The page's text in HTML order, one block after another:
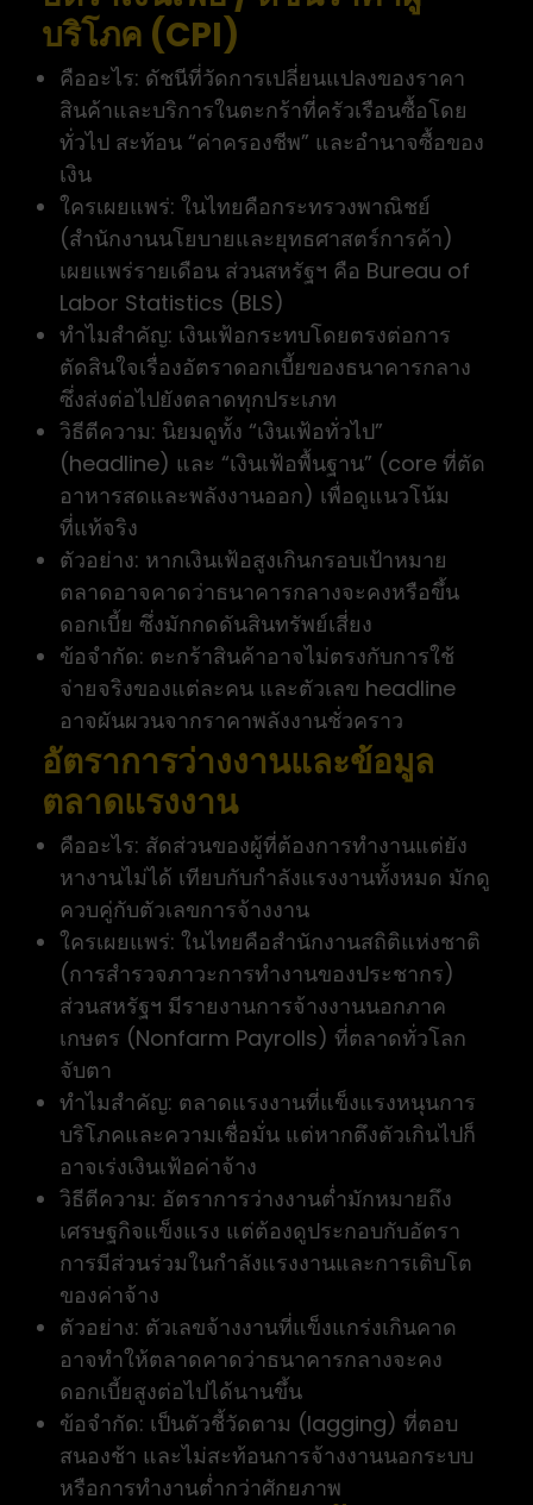
บริโภค (CPI)
คืออะไร: ดัชนีที่วัดการเปลี่ยนแปลงของราคา
สินค้าและบริการในตะกร้าที่ครัวเรือนซื้อโดย
ทั่วไป สะท้อน “ค่าครองชีพ” และอำนาจซื้อของ
เงิน
ใครเผยแพร่: ในไทยคือกระทรวงพาณิชย์
(สำนักงานนโยบายและยุทธศาสตร์การค้า)
เผยแพร่รายเดือน ส่วนสหรัฐฯ คือ Bureau of
Labor Statistics (BLS)
ทำไมสำคัญ: เงินเฟ้อกระทบโดยตรงต่อการ
ตัดสินใจเรื่องอัตราดอกเบี้ยของธนาคารกลาง
ซึ่งส่งต่อไปยังตลาดทุกประเภท
วิธีตีความ: นิยมดูทั้ง “เงินเฟ้อทั่วไป”
(headline) และ “เงินเฟ้อพื้นฐาน” (core ที่ตัด
อาหารสดและพลังงานออก) เพื่อดูแนวโน้ม
ที่แท้จริง
ตัวอย่าง: หากเงินเฟ้อสูงเกินกรอบเป้าหมาย
ตลาดอาจคาดว่าธนาคารกลางจะคงหรือขึ้น
ดอกเบี้ย ซึ่งมักกดดันสินทรัพย์เสี่ยง
ข้อจำกัด: ตะกร้าสินค้าอาจไม่ตรงกับการใช้
จ่ายจริงของแต่ละคน และตัวเลข headline
อาจผันผวนจากราคาพลังงานชั่วคราว
อัตราการว่างงานและข้อมูล
ตลาดแรงงาน
คืออะไร: สัดส่วนของผู้ที่ต้องการทำงานแต่ยัง
หางานไม่ได้ เทียบกับกำลังแรงงานทั้งหมด มักดู
ควบคู่กับตัวเลขการจ้างงาน
ใครเผยแพร่: ในไทยคือสำนักงานสถิติแห่งชาติ
(การสำรวจภาวะการทำงานของประชากร)
ส่วนสหรัฐฯ มีรายงานการจ้างงานนอกภาค
เกษตร (Nonfarm Payrolls) ที่ตลาดทั่วโลก
จับตา
ทำไมสำคัญ: ตลาดแรงงานที่แข็งแรงหนุนการ
บริโภคและความเชื่อมั่น แต่หากตึงตัวเกินไปก็
อาจเร่งเงินเฟ้อค่าจ้าง
วิธีตีความ: อัตราการว่างงานต่ำมักหมายถึง
เศรษฐกิจแข็งแรง แต่ต้องดูประกอบกับอัตรา
การมีส่วนร่วมในกำลังแรงงานและการเติบโต
ของค่าจ้าง
ตัวอย่าง: ตัวเลขจ้างงานที่แข็งแกร่งเกินคาด
อาจทำให้ตลาดคาดว่าธนาคารกลางจะคง
ดอกเบี้ยสูงต่อไปได้นานขึ้น
ข้อจำกัด: เป็นตัวชี้วัดตาม (lagging) ที่ตอบ
สนองช้า และไม่สะท้อนการจ้างงานนอกระบบ
หรือการทำงานต่ำกว่าศักยภาพ